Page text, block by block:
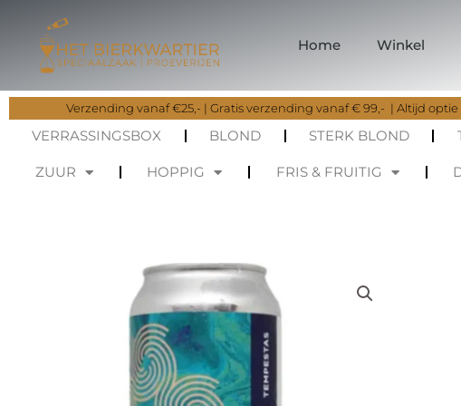
inhoud
Home Winkel
Verzending vanaf €25,- | Gratis verzending vanaf € 99,- | Altijd
VERRASSINGSBOX BLOND STERK BLOND
ZUUR HOPPIG FRIS & FRUITIG